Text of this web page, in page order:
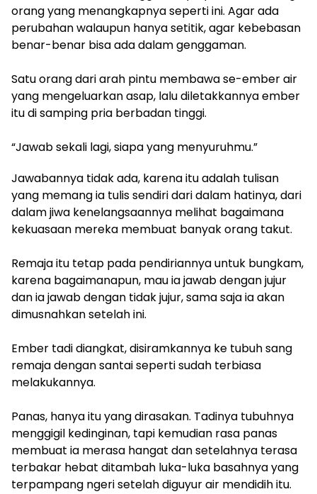
orang yang menangkapnya seperti ini. Agar ada
perubahan walaupun hanya setitik, agar kebebasan
benar-benar bisa ada dalam genggaman.
Satu orang dari arah pintu membawa se-ember air
yang mengeluarkan asap, lalu diletakkannya ember
itu di samping pria berbadan tinggi.
“Jawab sekali lagi, siapa yang menyuruhmu.”
Jawabannya tidak ada, karena itu adalah tulisan
yang memang ia tulis sendiri dari dalam hatinya, dari
dalam jiwa kenelangsaannya melihat bagaimana
kekuasaan mereka membuat banyak orang takut.
Remaja itu tetap pada pendiriannya untuk bungkam,
karena bagaimanapun, mau ia jawab dengan jujur
dan ia jawab dengan tidak jujur, sama saja ia akan
dimusnahkan setelah ini.
Ember tadi diangkat, disiramkannya ke tubuh sang
remaja dengan santai seperti sudah terbiasa
melakukannya.
Panas, hanya itu yang dirasakan. Tadinya tubuhnya
menggigil kedinginan, tapi kemudian rasa panas
membuat ia merasa hangat dan setelahnya terasa
terbakar hebat ditambah luka-luka basahnya yang
terpampang ngeri setelah diguyur air mendidih itu.